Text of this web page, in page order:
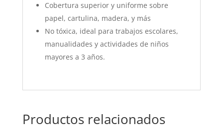
Cobertura superior y uniforme sobre
papel, cartulina, madera, y más
No tóxica, ideal para trabajos escolares,
manualidades y actividades de niños
mayores a 3 años.
Productos relacionados